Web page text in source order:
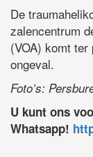
De
zalencentrum
(VOA) komt
ongeval.
Foto’s:
U kunt ons
Whatsapp!